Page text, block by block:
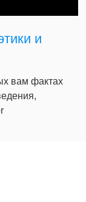
и
вам фактах